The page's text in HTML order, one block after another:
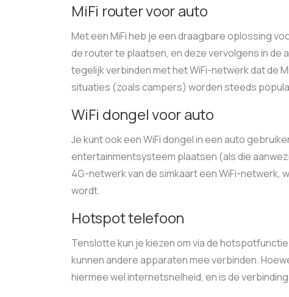
MiFi router voor auto
Met een MiFi heb je een draagbare oplossing
de router te plaatsen, en deze vervolgens in de
tegelijk verbinden met het WiFi-netwerk dat de
situaties (zoals campers) worden steeds
WiFi dongel voor auto
Je kunt ook een WiFi dongel in een auto
entertainmentsysteem plaatsen (als die
4G-netwerk van de simkaart een WiFi-netwerk,
wordt.
Hotspot telefoon
Tenslotte kun je kiezen om via de
kunnen andere apparaten mee verbinden.
hiermee wel internetsnelheid, en is de